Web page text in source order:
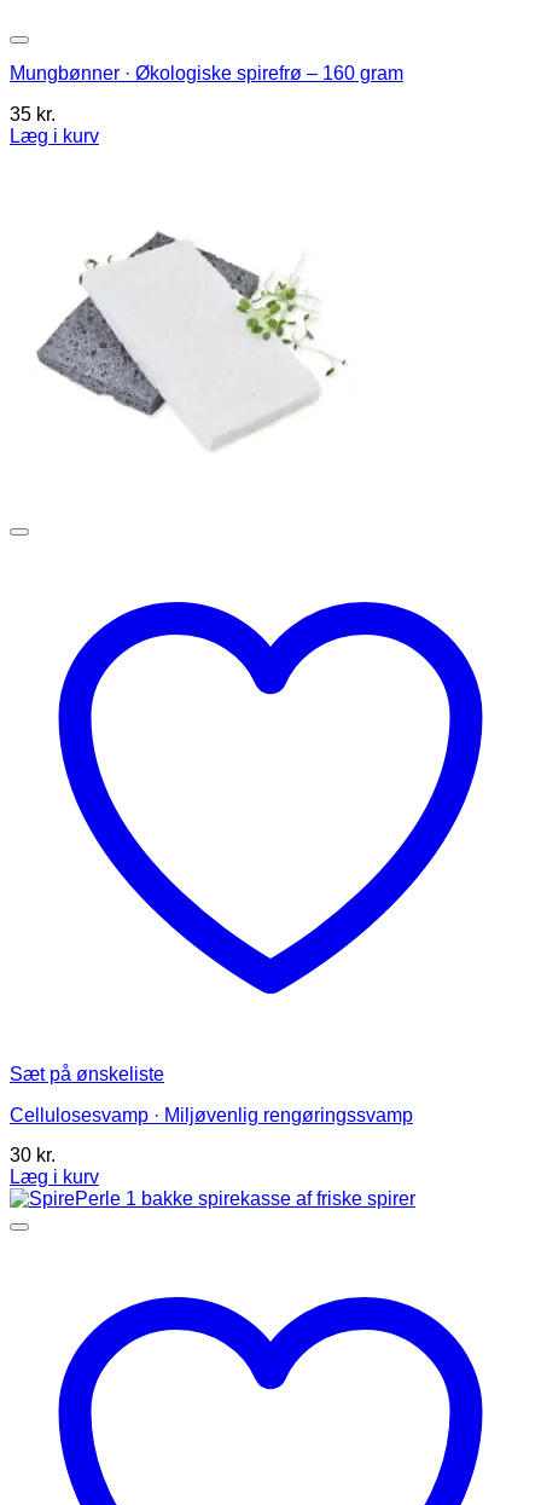
Mungbønner · Økologiske spirefrø – 160 gram
35 kr.
Læg i kurv
Sæt på ønskeliste
Cellulosesvamp · Miljøvenlig rengøringssvamp
30 kr.
Læg i kurv
Dette
vare
Mulighederne
varesiden